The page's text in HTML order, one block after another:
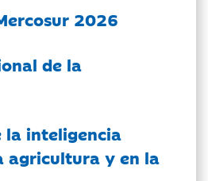
2026
de la
la inteligencia
agricultura y en la